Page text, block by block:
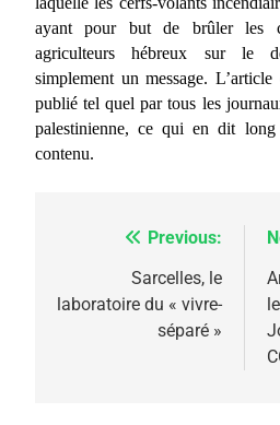
ayant pour but de brûler les
agriculteurs hébreux sur le
simplement un message.
publié tel quel par tous les
palestinienne, ce qui en dit long
contenu.
NavigationPrevious:
Sarcelles, le
laboratoire du « vivre-
séparé »